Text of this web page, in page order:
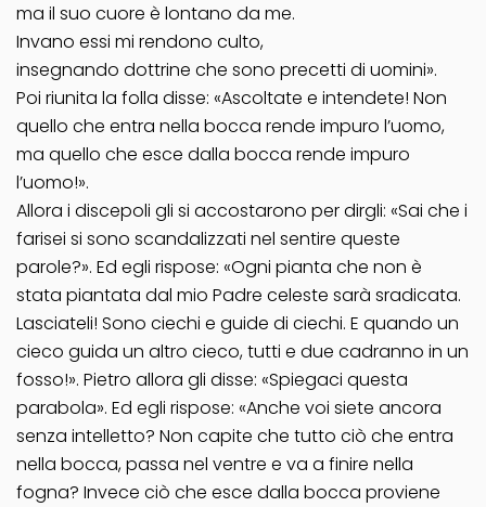
ma il suo cuore è lontano da me.
Invano essi mi rendono culto,
insegnando dottrine che sono precetti di uomini».
Poi riunita la folla disse: «Ascoltate e intendete! Non
quello che entra nella bocca rende impuro l’uomo,
ma quello che esce dalla bocca rende impuro
l’uomo!».
Allora i discepoli gli si accostarono per dirgli: «Sai che i
farisei si sono scandalizzati nel sentire queste
parole?». Ed egli rispose: «Ogni pianta che non è
stata piantata dal mio Padre celeste sarà sradicata.
Lasciateli! Sono ciechi e guide di ciechi. E quando un
cieco guida un altro cieco, tutti e due cadranno in un
fosso!». Pietro allora gli disse: «Spiegaci questa
parabola». Ed egli rispose: «Anche voi siete ancora
senza intelletto? Non capite che tutto ciò che entra
nella bocca, passa nel ventre e va a finire nella
fogna? Invece ciò che esce dalla bocca proviene